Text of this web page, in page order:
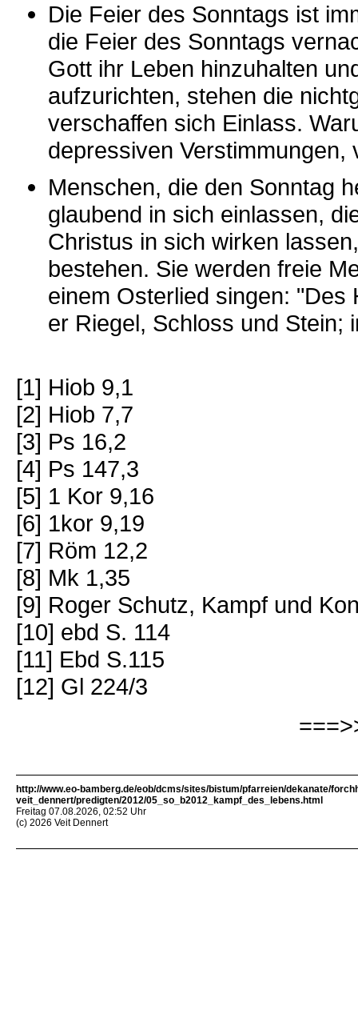
Die Feier des Sonntags ist
die Feier des Sonntags
Gott ihr Leben hinzuhalten
aufzurichten, stehen die
verschaffen sich Einlass.
depressiven
Menschen, die den Sonntag
glaubend in sich einlassen,
Christus in sich wirken
bestehen. Sie werden freie
einem Osterlied singen:
er Riegel, Schloss und Stein;
[1] Hiob 9,1
[2] Hiob 7,7
[3] Ps 16,2
[4] Ps 147,3
[5] 1 Kor 9,16
[6] 1kor 9,19
[7] Röm 12,2
[8] Mk 1,35
[9] Roger Schutz, Kampf und
[10] ebd S. 114
[11] Ebd S.115
[12] Gl 224/3
http://www.eo-bamberg.de/eob/dcms/sites/bistum/pfarreien/dekanate/
veit_dennert/predigten/2012/05_so_b2012_kampf_des_lebens.html
Freitag 07.08.2026, 02:52 Uhr
(c) 2026 Veit Dennert